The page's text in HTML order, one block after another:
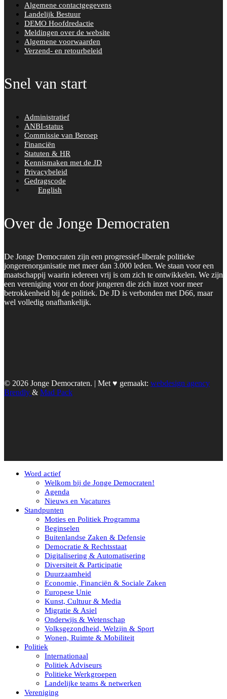
Algemene contactgegevens
Landelijk Bestuur
DEMO Hoofdredactie
Meldingen over de website
Algemene voorwaarden
Verzend- en retourbeleid
Snel van start
Administratief
ANBI-status
Commissie van Beroep
Financiën
Statuten & HR
Kennismaken met de JD
Privacybeleid
Gedragscode
English
Over de Jonge Democraten
De Jonge Democraten zijn een progressief-liberale politieke
jongerenorganisatie met meer dan 3.000 leden. We staan voor een
maatschappij waarin iedereen vrij is om zich te ontwikkelen. We zijn
een vereniging voor en door jongeren die zich inzet voor meer
betrokkenheid bij de politiek. De JD is verbonden met D66, maar
wel volledig onafhankelijk.
© 2026 Jonge Democraten. | Met ♥︎ gemaakt: webdesign agency
Brendly & Mad Pack
Word actief
Welkom bij de Jonge Democraten!
Agenda
Nieuws en Vacatures
Standpunten
Moties en Politiek Programma
Beginselen
Buitenlandse Zaken & Defensie
Democratie & Rechtsstaat
Digitalisering & Automatisering
Diversiteit & Participatie
Duurzaamheid
Economie, Financiën & Sociale Zaken
Europese Unie
Kunst, Cultuur & Media
Migratie & Asiel
Onderwijs & Wetenschap
Volksgezondheid, Welzijn & Sport
Wonen, Ruimte & Mobiliteit
Politiek
Internationaal
Politiek Adviseurs
Politieke Werkgroepen
Landelijke teams & netwerken
Vereniging